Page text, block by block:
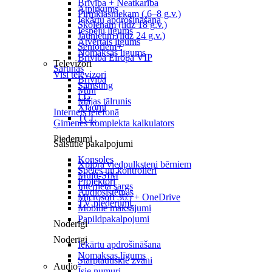
Brīvība + Neatkarība
Pirmklasniekam ( 6–8 g.v.)
Skolēnam (līdz 18 g.v.)
Jaunietim (līdz 24 g.v.)
Senioriem+
Brīvība Eiropā VIP
Sarunas
Brīvība
Mini
Mājas tālrunis
Internets telefonā
Ģimenes komplekta kalkulators
Saistītie pakalpojumi
Xplora viedpulksteņi bērniem
Multi-SIM
Interneta sargs
Microsoft 365 + OneDrive
Mobilie maksājumi
Papildpakalpojumi
Noderīgi
Starptautiskie zvani
Atpirkums
Iekārtu apdrošināšana
Iespēju līgums
Atvērtais līgums
Nomaksas līgums
Televizori
Visi televizori
Samsung
LG
Xiaomi
TCL
Piederumi
Konsoles
Spēles un kontrolieri
Projektori
Audiosistēmas
TV piederumi
Noderīgi
Iekārtu apdrošināšana
Nomaksas līgums
Audio